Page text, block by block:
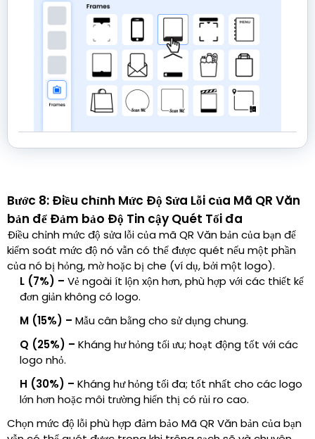
Bước 8: Điều chỉnh Mức Độ Sửa Lỗi của Mã QR Văn
bản để Đảm bảo Độ Tin cậy Quét Tối đa
Điều chỉnh mức độ sửa lỗi của mã QR Văn bản của bạn để
kiểm soát mức độ nó vẫn có thể được quét nếu một phần
của nó bị hỏng, mờ hoặc bị che (ví dụ, bởi một logo).
L (7%) – Vẻ ngoài ít lộn xộn hơn, phù hợp với các thiết kế
đơn giản không có logo.
M (15%) – Mẫu cân bằng cho sử dụng chung.
Q (25%) – Kháng hư hỏng tối ưu; hoạt động tốt với các
logo nhỏ.
H (30%) – Kháng hư hỏng tối đa; tốt nhất cho các logo
lớn hơn hoặc môi trường hiển thị có rủi ro cao.
Chọn mức độ lỗi phù hợp đảm bảo Mã QR Văn bản của bạn